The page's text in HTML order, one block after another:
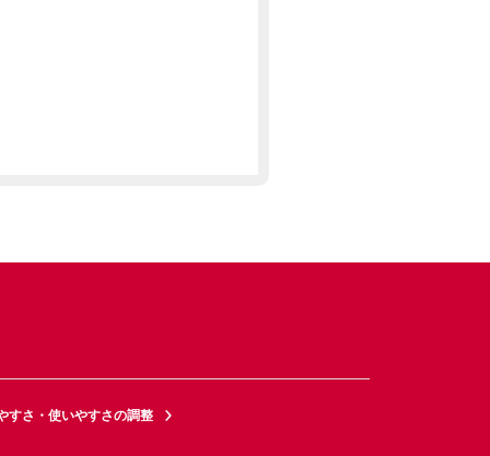
すさ・使いやすさの調整